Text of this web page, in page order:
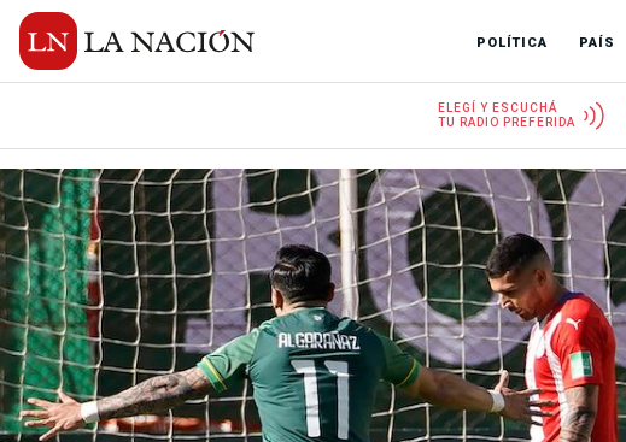
POLÍTICA PAÍS
ELEGÍ Y ESCUCHÁ
TU RADIO PREFERIDA